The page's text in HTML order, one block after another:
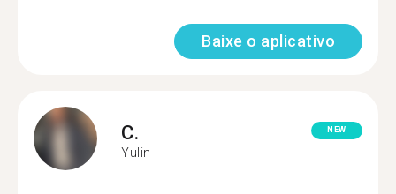
Baixe o aplicativo
C.
Yulin
NEW